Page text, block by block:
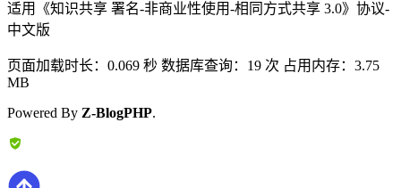
适用《知识共享 署名-非商业性使用-相同方式共享 3.0》协议-
中文版
页面加载时长：0.069 秒 数据库查询：19 次 占用内存：3.75
MB
Powered By Z-BlogPHP.